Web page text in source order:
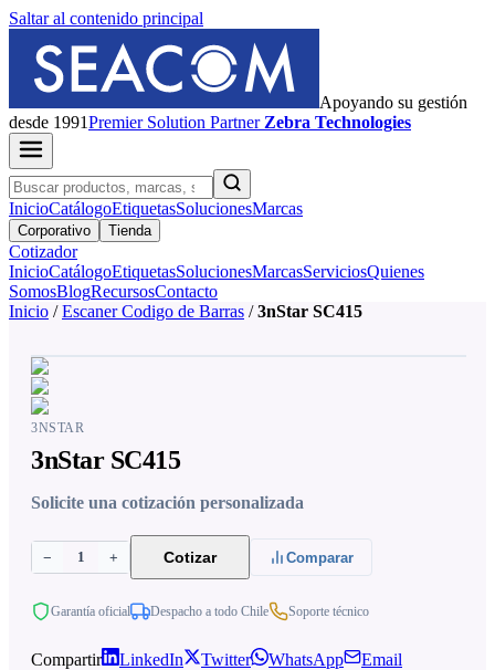
Saltar al contenido principal
Apoyando su gestión
desde 1991PremierSolution Partner Zebra Technologies
InicioCatálogoEtiquetasSolucionesMarcas
Corporativo Tienda
Cotizador
InicioCatálogoEtiquetasSolucionesMarcasServiciosQuienes
SomosBlogRecursosContacto
Inicio / Escaner Codigo de Barras / 3nStar SC415
3NSTAR
3nStar SC415
Solicite una cotización personalizada
− 1 + Cotizar Comparar
Garantía oficial Despacho a todo Chile Soporte técnico
Compartir LinkedIn Twitter WhatsApp Email